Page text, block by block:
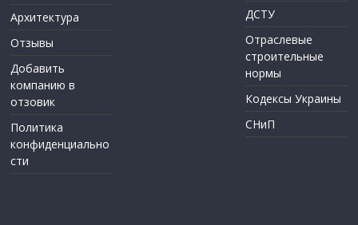
Архитектура
Отзывы
Добавить
компанию в
отзовик
Политика
конфиденциально
сти
ДСТУ
Отраслевые
строительные
нормы
Кодексы Украины
СНиП